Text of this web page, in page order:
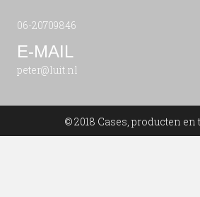
06-20709846
E-MAIL
peter@luit.nl
© 2018 Cases, producten en